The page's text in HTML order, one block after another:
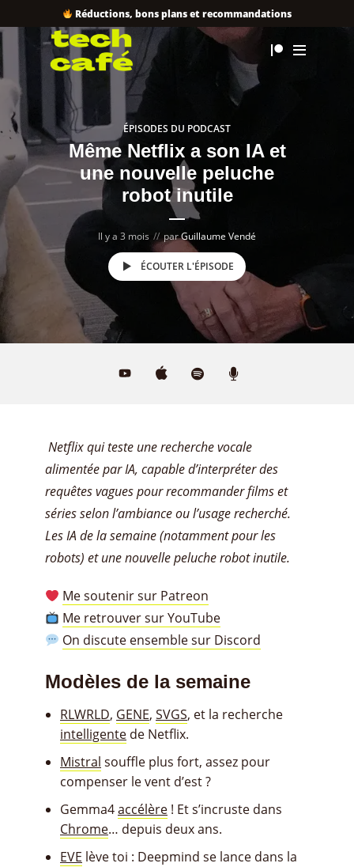
Réductions, bons plans et recommandations
ÉPISODES DU PODCAST
Même Netflix a son IA et
une nouvelle peluche
robot inutile
Il y a 3 mois parGuillaume Vendé
ÉCOUTER L'ÉPISODE
Netflix qui teste une recherche vocale
alimentée par IA, capable d’interpréter des
requêtes vagues pour recommander films et
séries selon l’ambiance ou l’usage recherché.
Les IA de la semaine (notamment pour les
robots) et une nouvelle peluche robot inutile.
Me soutenir sur Patreon
Me retrouver sur YouTube
On discute ensemble sur Discord
Modèles de la semaine
RLWRLD, GENE, SVGS, et la recherche
intelligente de Netflix.
Mistral souffle plus fort, assez pour
compenser le vent d’est ?
Gemma4accélère ! Et s’incruste dans
Chrome… depuis deux ans.
EVE lève toi : Deepmind se lance dans la